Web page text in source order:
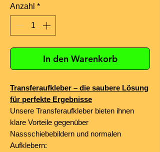
Anzahl *
In den Warenkorb
Transferaufkleber – die saubere Lösung
für perfekte Ergebnisse
Unsere Transferaufkleber bieten ihnen
klare Vorteile gegenüber
Nassschiebebildern und normalen
Aufklebern: